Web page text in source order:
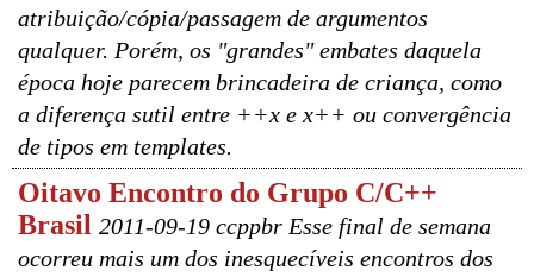
atribuição/cópia/passagem de argumentos
qualquer. Porém, os "grandes" embates daquela
época hoje parecem brincadeira de criança, como
a diferença sutil entre ++x e x++ ou convergência
de tipos em templates.
Oitavo Encontro do Grupo C/C++
Brasil 2011-09-19 ccppbr Esse final de semana
ocorreu mais um dos inesquecíveis encontros dos